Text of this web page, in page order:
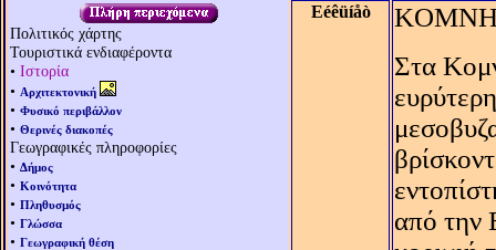
Πολιτικός χάρτης
Τουριστικά ενδιαφέροντα
• Ιστορία
• Αρχιτεκτονική
• Φυσικό περιβάλλον
• Θερινές διακοπές
Γεωγραφικές πληροφορίες
• Δήμος
• Κοινότητα
• Πληθυσμός
• Γλώσσα
• Γεωγραφική θέση
Eéêüíåò
Στα
από την